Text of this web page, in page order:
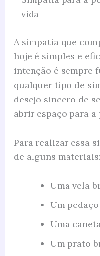
vida
A simpatia que
hoje é simples e
intenção é sempre
qualquer tipo de
desejo sincero de
abrir espaço para
Para realizar essa
de alguns materiais:
Uma vela
Um
Uma caneta
Um prato